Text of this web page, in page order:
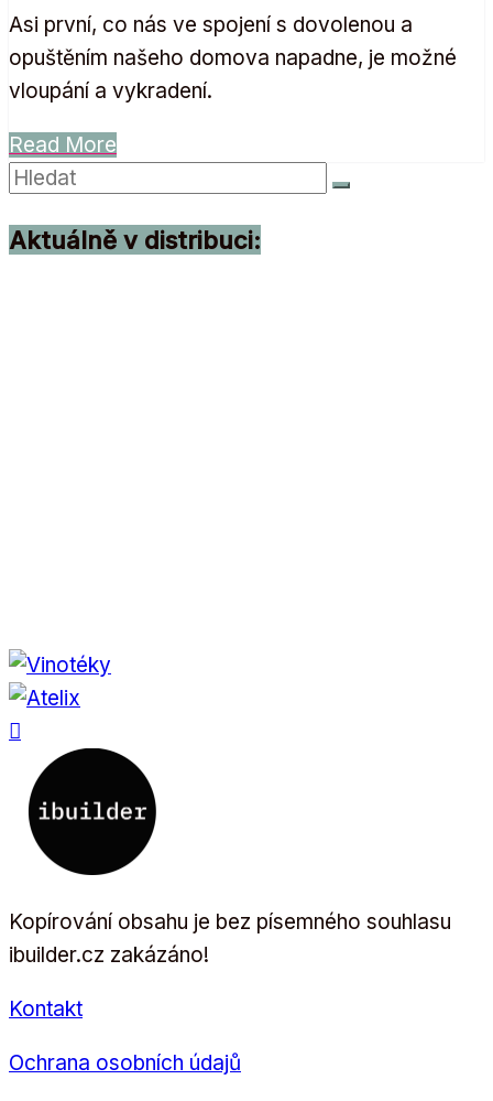
Asi první, co nás ve spojení s dovolenou a
opuštěním našeho domova napadne, je možné
vloupání a vykradení.
Read More
Aktuálně v distribuci:
Kopírování obsahu je bez písemného souhlasu
ibuilder.cz zakázáno!
Kontakt
Ochrana osobních údajů